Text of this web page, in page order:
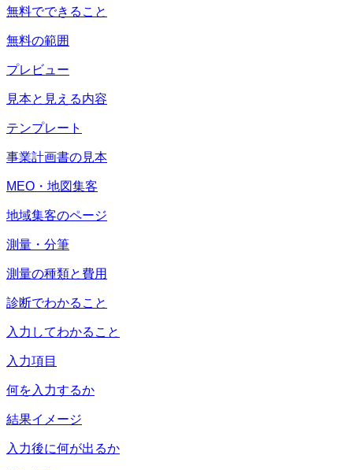
無料でできること
無料の範囲
プレビュー
見本と見える内容
テンプレート
事業計画書の見本
MEO・地図集客
地域集客のページ
測量・分筆
測量の種類と費用
診断でわかること
入力してわかること
入力項目
何を入力するか
結果イメージ
入力後に何が出るか